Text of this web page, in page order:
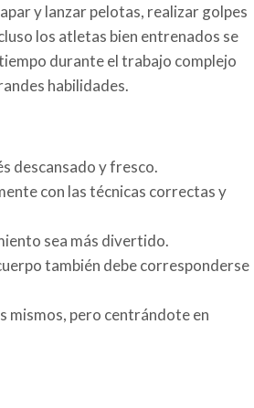
y lanzar pelotas, realizar golpes
los atletas bien entrenados se
durante el trabajo complejo
habilidades.
descansado y fresco.
con las técnicas correctas y
sea más divertido.
también debe corresponderse
mismos, pero centrándote en